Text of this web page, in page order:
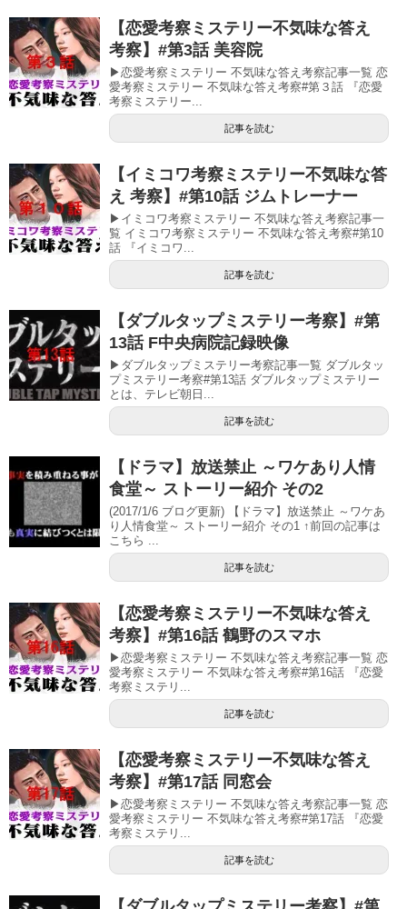
【恋愛考察ミステリー不気味な答え
考察】#第3話 美容院
▶恋愛考察ミステリー 不気味な答え考察記事一覧 恋
愛考察ミステリー 不気味な答え考察#第３話 『恋愛
考察ミステリー...
記事を読む
【イミコワ考察ミステリー不気味な答
え 考察】#第10話 ジムトレーナー
▶イミコワ考察ミステリー 不気味な答え考察記事一
覧 イミコワ考察ミステリー 不気味な答え考察#第10
話 『イミコワ...
記事を読む
【ダブルタップミステリー考察】#第
13話 F中央病院記録映像
▶ダブルタップミステリー考察記事一覧 ダブルタッ
プミステリー考察#第13話 ダブルタップミステリー
とは、テレビ朝日...
記事を読む
【ドラマ】放送禁止 ～ワケあり人情
食堂～ ストーリー紹介 その2
(2017/1/6 ブログ更新) 【ドラマ】放送禁止 ～ワケあ
り人情食堂～ ストーリー紹介 その1 ↑前回の記事は
こちら ...
記事を読む
【恋愛考察ミステリー不気味な答え
考察】#第16話 鶴野のスマホ
▶恋愛考察ミステリー 不気味な答え考察記事一覧 恋
愛考察ミステリー 不気味な答え考察#第16話 『恋愛
考察ミステリ...
記事を読む
【恋愛考察ミステリー不気味な答え
考察】#第17話 同窓会
▶恋愛考察ミステリー 不気味な答え考察記事一覧 恋
愛考察ミステリー 不気味な答え考察#第17話 『恋愛
考察ミステリ...
記事を読む